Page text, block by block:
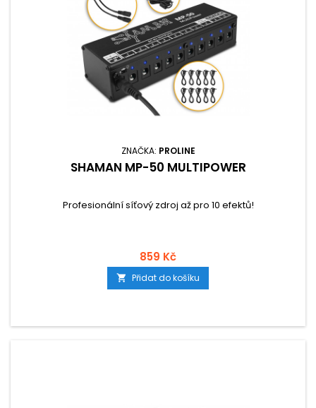
ZNAČKA: PROLINE
SHAMAN MP-50 MULTIPOWER
Profesionální síťový zdroj až pro 10 efektů!
859 Kč
 Přidat do košíku